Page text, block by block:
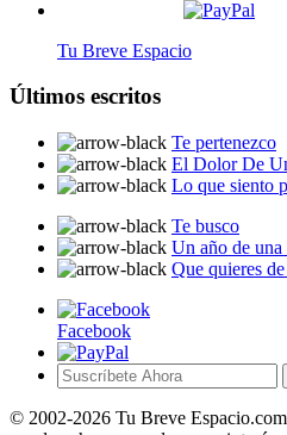
Tu Breve Espacio
Últimos escritos
Te pertenezco
El Dolor De
Lo que siento
Te busco
Un año de una
Que quieres
Facebook
© 2002-2026 Tu Breve